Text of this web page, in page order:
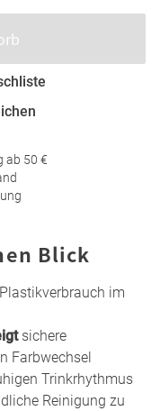
ab 50 €
Blick
im
sichere
Farbwechsel
Trinkrhythmus
Reinigung zu